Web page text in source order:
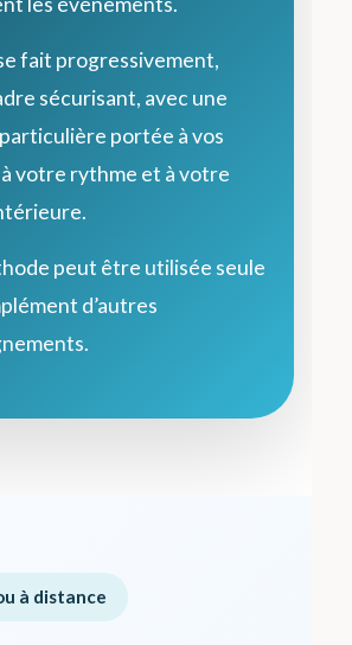
fait progressivement,
sécurisant, avec une
portée à vos
votre rythme et à votre
peut être utilisée seule
d’autres
à distance